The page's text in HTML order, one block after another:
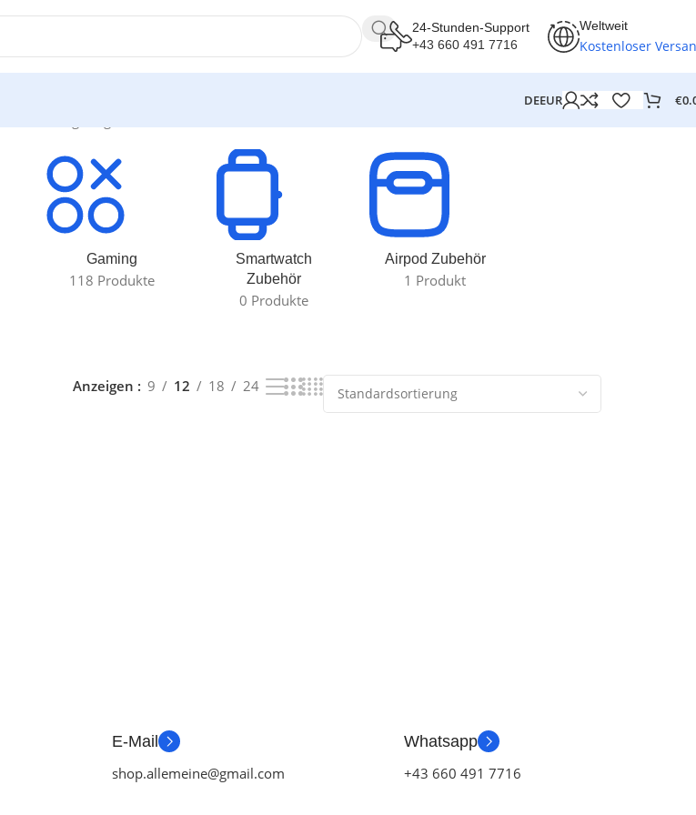
24-Stunden-Support
+43 660 491 7716
Weltweit
Kostenloser
DEEUR €
Gaming
118 Produkte
Smartwatch
Zubehör
0 Produkte
Airpod Zubehör
1 Produkt
Anzeigen 9 12 18 24
E-Mail
shop.allemeine@gmail.com
Whatsapp
+43 660 491 7716